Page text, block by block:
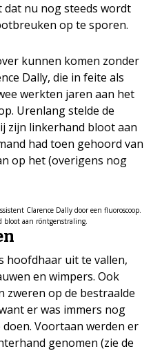
nu nog steeds wordt
op te sporen.
kunnen komen zonder
Dally, die in feite als
werkten jaren aan het
Urenlang stelde de
zijn linkerhand bloot aan
had toen gehoord van
op het (overigens nog
Clarence Dally door een fluoroscoop.
bloot aan röntgenstraling.
hoofdhaar uit te vallen,
en wimpers. Ook
zweren op de bestraalde
er was immers nog
Voortaan werden er
genomen (zie de